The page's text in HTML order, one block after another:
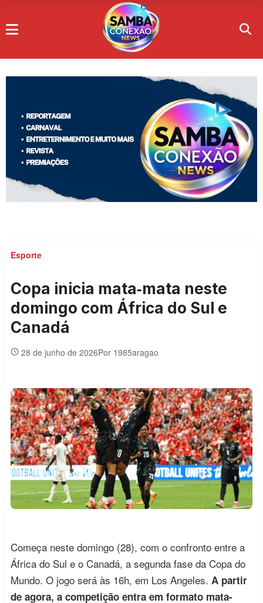
Esporte
Copa inicia mata‑mata neste
domingo com África do Sul e
Canadá
28 de junho de 2026Por 1985aragao
Começa neste domingo (28), com o confronto entre a
África do Sul e o Canadá, a segunda fase da Copa do
Mundo. O jogo será às 16h, em Los Angeles. A partir
de agora, a competição entra em formato mata-